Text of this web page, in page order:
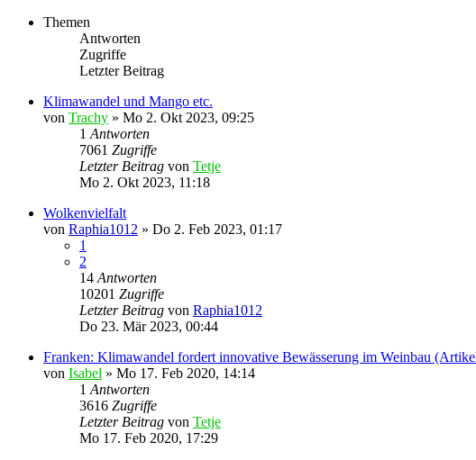
Themen
Antworten
Zugriffe
Letzter Beitrag
Klimawandel und Mango etc.
von Trachy » Mo 2. Okt 2023, 09:25
1 Antworten
7061 Zugriffe
Letzter Beitrag von Tetje
Mo 2. Okt 2023, 11:18
Wolkenvielfalt
von Raphia1012 » Do 2. Feb 2023, 01:17
1
2
14 Antworten
10201 Zugriffe
Letzter Beitrag von Raphia1012
Do 23. Mär 2023, 00:44
Franken: Klimawandel fordert innovative Bewässerung im Weinbau
von Isabel » Mo 17. Feb 2020, 14:14
1 Antworten
3616 Zugriffe
Letzter Beitrag von Tetje
Mo 17. Feb 2020, 17:29